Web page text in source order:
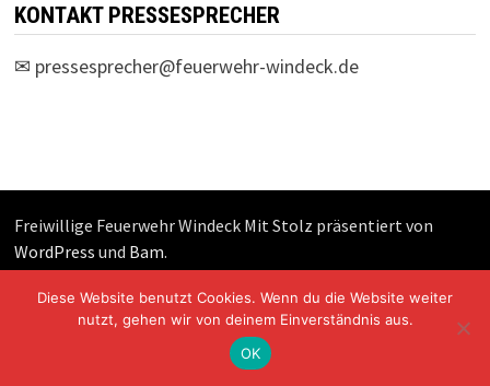
KONTAKT PRESSESPRECHER
✉ pressesprecher@feuerwehr-windeck.de
Freiwillige Feuerwehr Windeck Mit Stolz präsentiert von
WordPress und Bam.
Diese Website benutzt Cookies. Wenn du die Website weiter
nutzt, gehen wir von deinem Einverständnis aus.
OK